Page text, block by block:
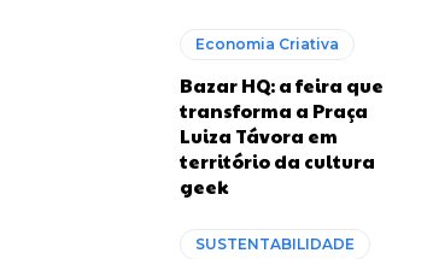
Economia Criativa
Bazar HQ: a feira que
transforma a Praça
Luiza Távora em
território da cultura
geek
SUSTENTABILIDADE